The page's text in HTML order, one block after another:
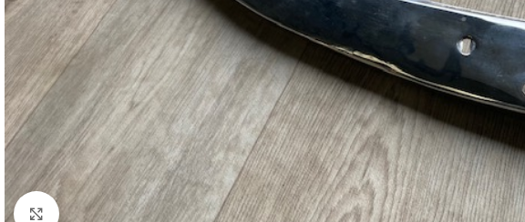
Cliquez pour agrandir